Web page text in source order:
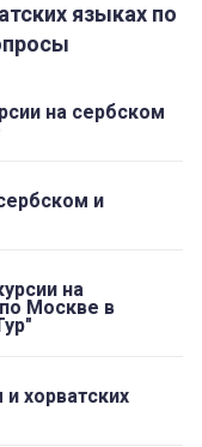
языках по
на сербском
и
на
Москве в
хорватских